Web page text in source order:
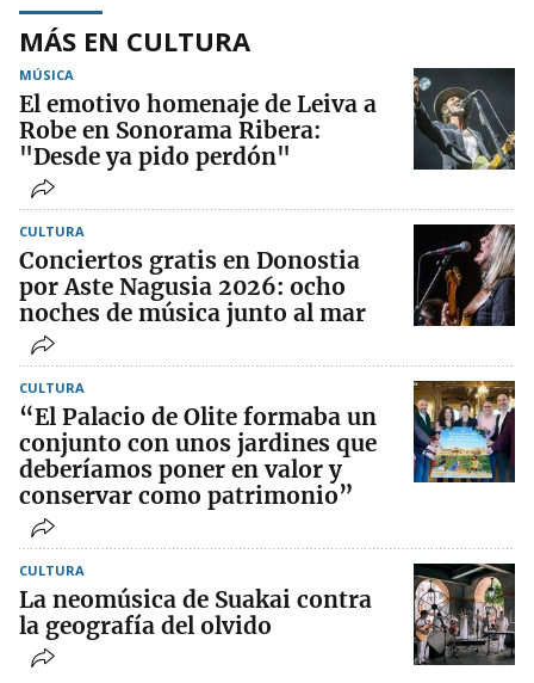
MÁS EN CULTURA
MÚSICA
El emotivo homenaje de Leiva a
Robe en Sonorama Ribera:
"Desde ya pido perdón"
CULTURA
Conciertos gratis en Donostia
por Aste Nagusia 2026: ocho
noches de música junto al mar
CULTURA
“El Palacio de Olite formaba un
conjunto con unos jardines que
deberíamos poner en valor y
conservar como patrimonio”
CULTURA
La neomúsica de Suakai contra
la geografía del olvido